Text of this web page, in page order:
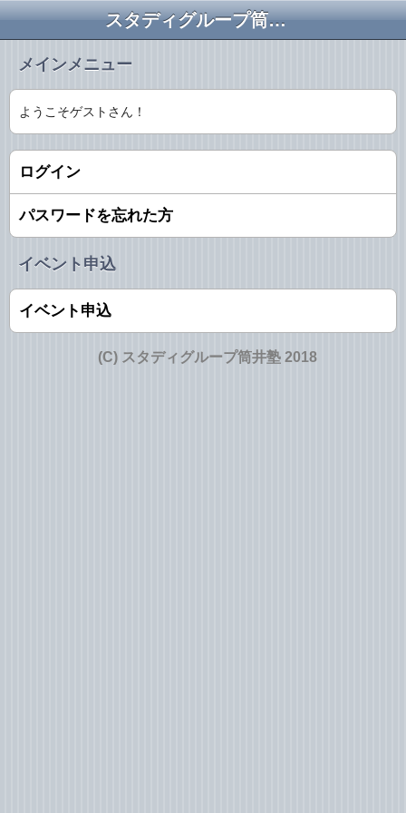
スタディグループ筒井塾
メインメニュー
ようこそゲストさん！
ログイン
パスワードを忘れた方
イベント申込
イベント申込
(C) スタディグループ筒井塾 2018